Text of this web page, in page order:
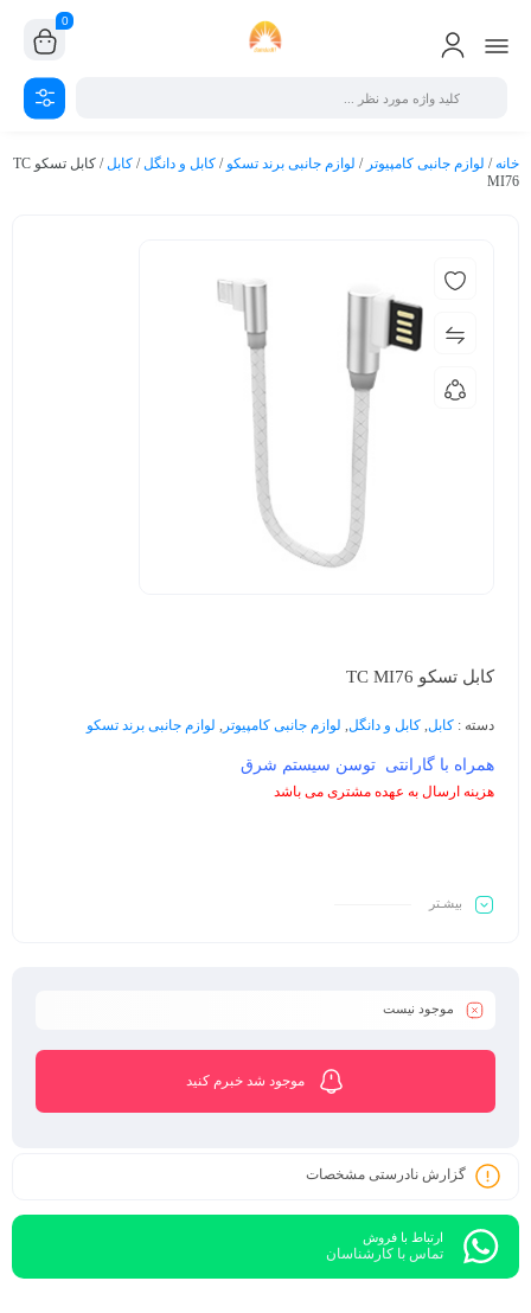
0
خانه/ لوازم جانبی کامپیوتر / لوازم جانبی برند تسکو / کابل و دانگل/ کابل
/ کابل تسکو TC
MI76
کابل تسکو TC MI76
دسته : کابل, کابل و دانگل, لوازم جانبی کامپیوتر , لوازم جانبی برند تسکو
همراه با گارانتی توسن سیستم شرق
هزینه ارسال به عهده مشتری می باشد
بیشـتر
موجود نیست
موجود شد خبرم کنید
گزارش نادرستی مشخصات
ارتباط با فروش
تماس با کارشناسان